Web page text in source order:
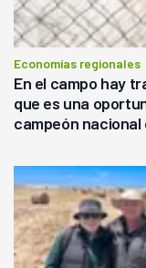
Economías regionales
En el campo hay
que es una
campeón